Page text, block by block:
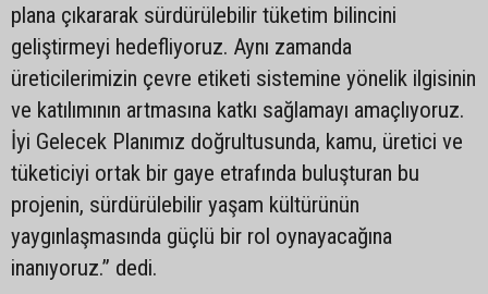
plana çıkararak sürdürülebilir tüketim bilincini
geliştirmeyi hedefliyoruz. Aynı zamanda
üreticilerimizin çevre etiketi sistemine yönelik ilgisinin
ve katılımının artmasına katkı sağlamayı amaçlıyoruz.
İyi Gelecek Planımız doğrultusunda, kamu, üretici ve
tüketiciyi ortak bir gaye etrafında buluşturan bu
projenin, sürdürülebilir yaşam kültürünün
yaygınlaşmasında güçlü bir rol oynayacağına
inanıyoruz.” dedi.